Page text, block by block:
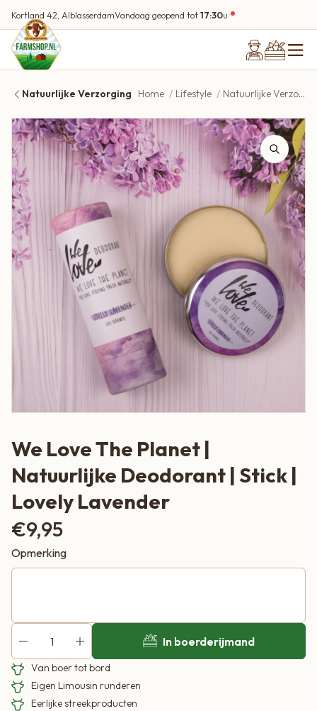
Kortland 42, AlblasserdamVandaag geopend tot17:30u
Natuurlijke Verzorging Home Lifestyle Natuurlijke Verzorging
We Love The Planet |
Natuurlijke Deodorant | Stick |
Lovely Lavender
€9,95
Opmerking
In boerderijmand
Van boer tot bord
Eigen Limousin runderen
Eerlijke streekproducten